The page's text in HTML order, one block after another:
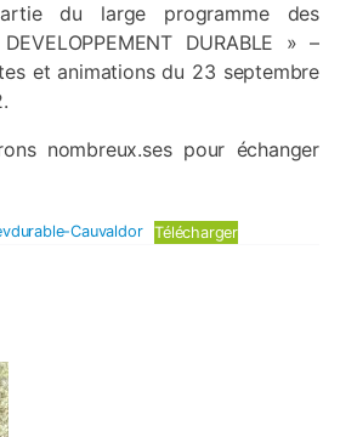
du large programme des
DURABLE » –
et animations du 23 septembre
nombreux.ses pour échanger
Cauvaldor Télécharger